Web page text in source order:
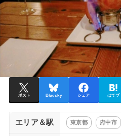
ポスト Bluesky シェア はてブ
エリア＆駅 東京都 府中市